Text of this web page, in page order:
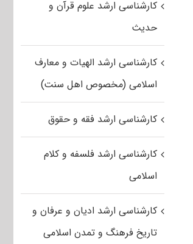
کارشناسی ارشد علوم قرآن و
حدیث
کارشناسی ارشد الهیات و معارف
اسلامی (مخصوص اهل سنت)
کارشناسی ارشد فقه و حقوق
کارشناسی ارشد فلسفه و کلام
اسلامی
کارشناسی ارشد ادیان و عرفان و
تاریخ فرهنگ و تمدن اسلامی